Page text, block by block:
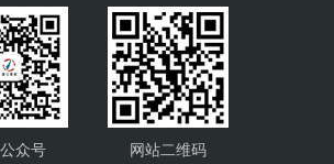
众号 网站二维码